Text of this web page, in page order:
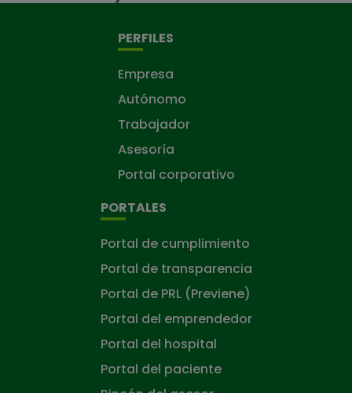
PERFILES
Empresa
Autónomo
Trabajador
Asesoría
Portal corporativo
PORTALES
Portal de cumplimiento
Portal de transparencia
Portal de PRL (Previene)
Portal del emprendedor
Portal del hospital
Portal del paciente